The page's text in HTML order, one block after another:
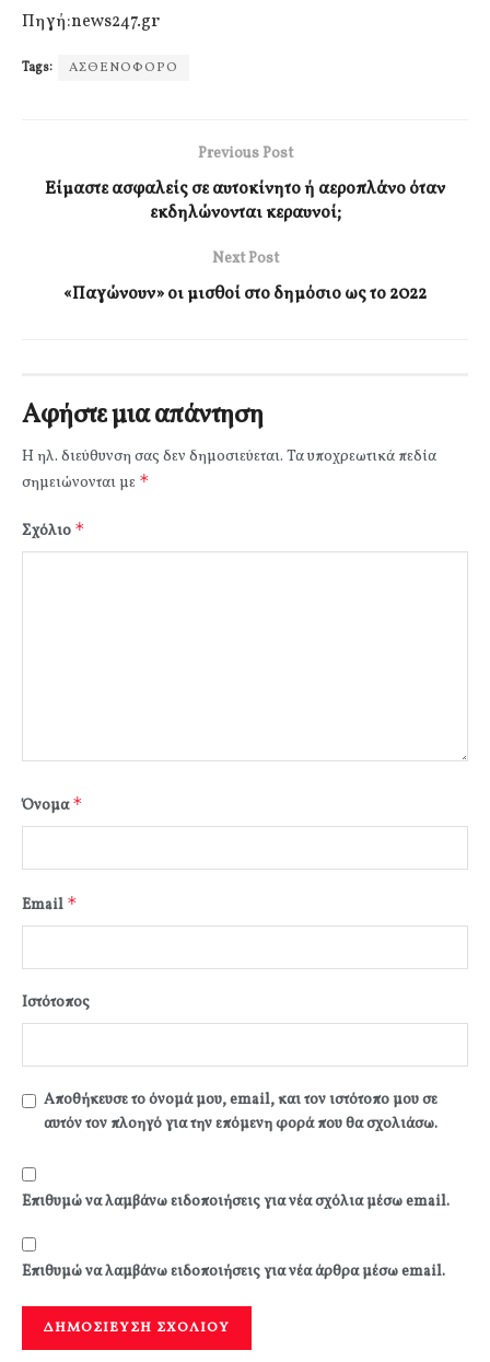
Πηγή:news247.gr
Tags: ΑΣΘΕΝΟΦΟΡΟ
Previous Post
Είμαστε ασφαλείς σε αυτοκίνητο ή αεροπλάνο όταν
εκδηλώνονται κεραυνοί;
Next Post
«Παγώνουν» οι μισθοί στο δημόσιο ως το 2022
Αφήστε μια απάντηση
Η ηλ. διεύθυνση σας δεν δημοσιεύεται. Τα υποχρεωτικά πεδία
σημειώνονται με *
Σχόλιο *
Όνομα*
Email *
Ιστότοπος
Αποθήκευσε το όνομά μου, email, και τον ιστότοπο μου σε
αυτόν τον πλοηγό για την επόμενη φορά που θα σχολιάσω.
Επιθυμώ να λαμβάνω ειδοποιήσεις για νέα σχόλια μέσω email.
Επιθυμώ να λαμβάνω ειδοποιήσεις για νέα άρθρα μέσω email.